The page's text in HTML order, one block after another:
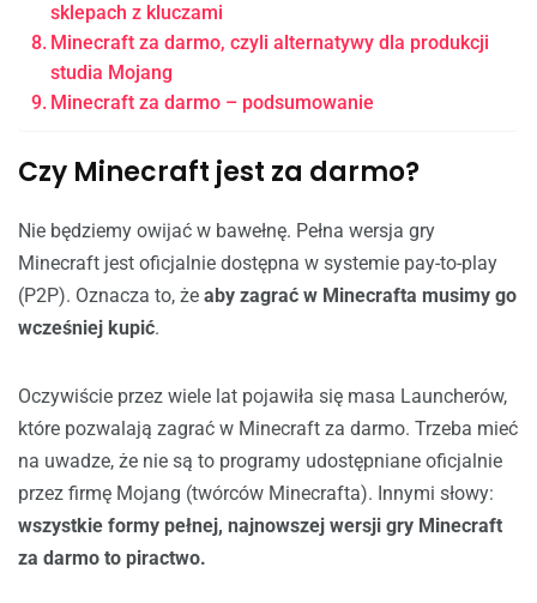
sklepach z kluczami
Minecraft za darmo, czyli alternatywy dla produkcji
studia Mojang
Minecraft za darmo – podsumowanie
Czy Minecraft jest za darmo?
Nie będziemy owijać w bawełnę. Pełna wersja gry
Minecraft jest oficjalnie dostępna w systemie pay-to-play
(P2P). Oznacza to, że aby zagrać w Minecrafta musimy go
wcześniej kupić.
Oczywiście przez wiele lat pojawiła się masa Launcherów,
które pozwalają zagrać w Minecraft za darmo. Trzeba mieć
na uwadze, że nie są to programy udostępniane oficjalnie
przez firmę Mojang (twórców Minecrafta). Innymi słowy:
wszystkie formy pełnej, najnowszej wersji gry Minecraft
za darmo to piractwo.